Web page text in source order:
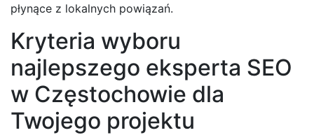
płynące z lokalnych powiązań.
Kryteria wyboru
najlepszego eksperta SEO
w Częstochowie dla
Twojego projektu